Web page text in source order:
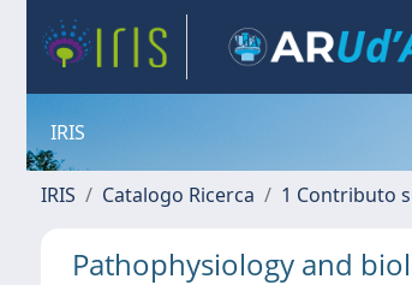
IRIS
IRIS Catalogo Ricerca 1 Contributo
Pathophysiology and